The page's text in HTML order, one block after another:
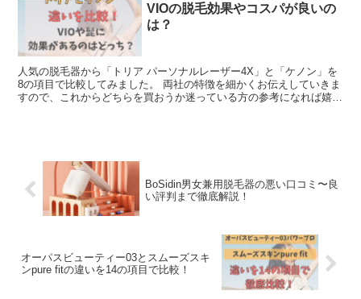
VIOの脱毛効果やコスパが良いの
は？
人気の脱毛器から「トリア パーソナルレーザー4X」と「ケノン」を
8の項目で比較してみました。 両社の特徴を細かくお伝えしていきま
すので、これからどちらを買おうか迷っている方の参考になれば嬉し
BoSidin男女兼用脱毛器の悪い口コミ〜良
い評判まで徹底解説！
オーパスビューティー03とスムーズスキ
ンpure fitの違いを14の項目で比較！